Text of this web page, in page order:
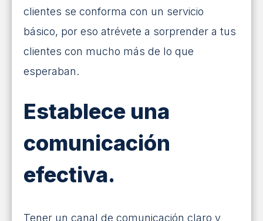
clientes se conforma con un servicio
básico, por eso atrévete a sorprender a tus
clientes con mucho más de lo que
esperaban.
Establece una
comunicación
efectiva.
Tener un canal de comunicación claro y